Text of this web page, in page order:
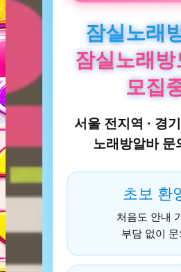
잠실노래
잠실노래방
모집
서울 전지역 · 경
노래방알바 문
초보 환
처음도 안내
부담 없이 문